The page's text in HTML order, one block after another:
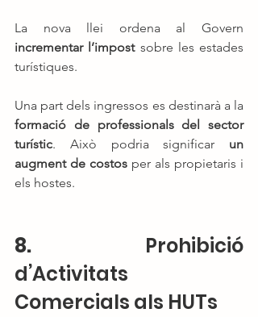
incrementar l’impost sobre les estades
turístiques.
formació de professionals del sector
turístic. Això podria significar un
augment de costos per als propietaris i
els hostes.
8. Prohibició
d’Activitats
Comercials als HUTs